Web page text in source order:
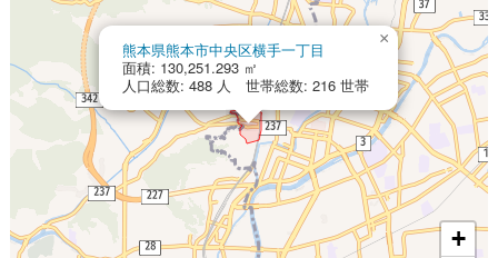
熊本県熊本市中央区横手一丁目
面積: 130,251.293 ㎡
人口総数: 488 人 世帯総数: 216 世帯
×
+